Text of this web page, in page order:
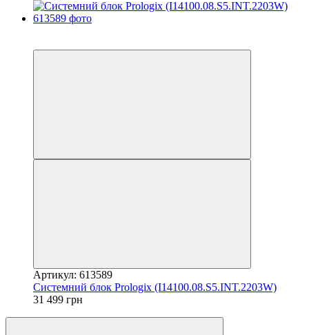
Артикул: 613589
Системний блок Prologix (I14100.08.S5.INT.2203W)
31 499 грн